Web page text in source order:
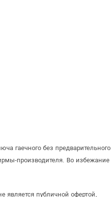
гаечного без предварительного
производителя. Во избежание
является публичной офертой,